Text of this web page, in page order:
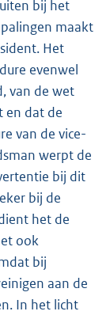
bij het
maakt
Het
evenwel
van de wet
en dat de
van de vice-
werpt de
bij dit
bij de
het de
ook
bij
aan de
In het licht